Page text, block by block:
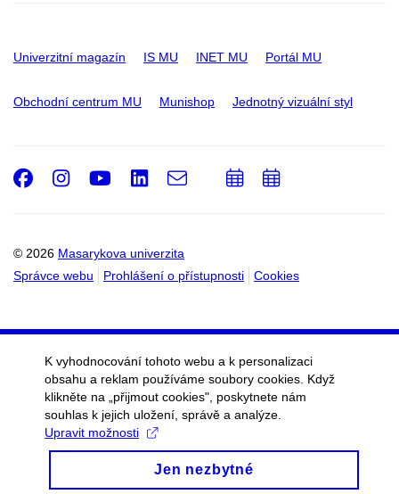
Univerzitní magazín IS MU INET MU Portál MU
Obchodní centrum MU Munishop Jednotný vizuální styl
© 2026 Masarykova univerzita
Správce webu
Prohlášení o přístupnosti Cookies
Facebook
Instagram
Youtube
LinkedIn
e-
PřidatPřidat
K vyhodnocování tohoto webu a k personalizaci
obsahu a reklam používáme soubory cookies. Když
klikněte na „přijmout cookies", poskytnete nám
souhlas k jejich uložení, správě a analýze.
Upravit možnosti
Jen nezbytné